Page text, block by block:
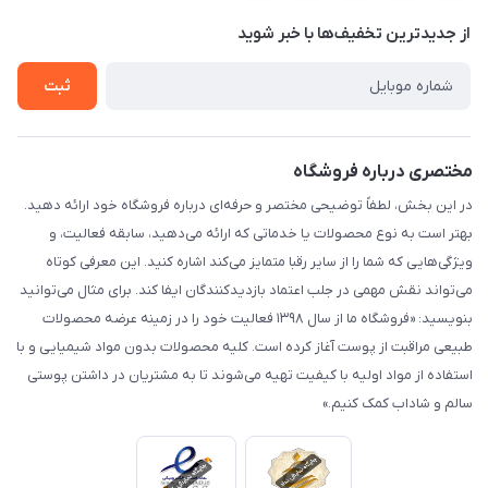
درباره ما
راهنما
از جدید‌ترین تخفیف‌ها با‌ خبر شوید
ثبت
مختصری درباره فروشگاه
در این بخش، لطفاً توضیحی مختصر و حرفه‌ای درباره فروشگاه خود ارائه دهید.
بهتر است به نوع محصولات یا خدماتی که ارائه می‌دهید، سابقه فعالیت، و
ویژگی‌هایی که شما را از سایر رقبا متمایز می‌کند اشاره کنید. این معرفی کوتاه
می‌تواند نقش مهمی در جلب اعتماد بازدیدکنندگان ایفا کند. برای مثال می‌توانید
بنویسید: «فروشگاه ما از سال ۱۳۹۸ فعالیت خود را در زمینه عرضه محصولات
طبیعی مراقبت از پوست آغاز کرده است. کلیه محصولات بدون مواد شیمیایی و با
استفاده از مواد اولیه با کیفیت تهیه می‌شوند تا به مشتریان در داشتن پوستی
سالم و شاداب کمک کنیم.»